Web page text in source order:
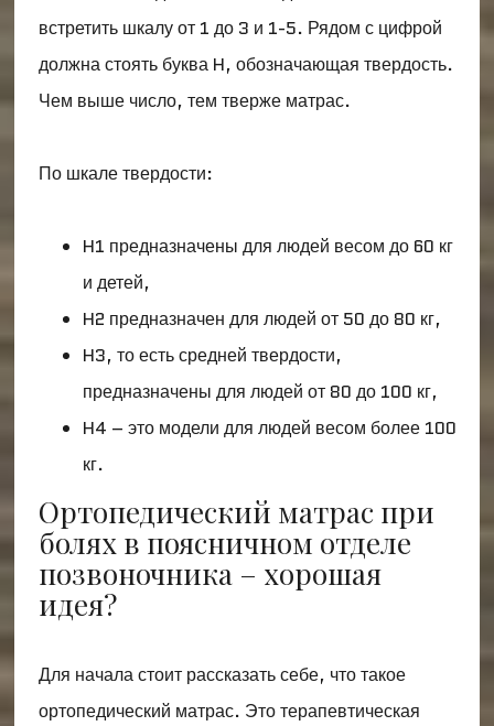
встретить шкалу от 1 до 3 и 1-5. Рядом с цифрой
должна стоять буква H, обозначающая твердость.
Чем выше число, тем тверже матрас.
По шкале твердости:
H1 предназначены для людей весом до 60 кг
и детей,
H2 предназначен для людей от 50 до 80 кг,
H3, то есть средней твердости,
предназначены для людей от 80 до 100 кг,
H4 – это модели для людей весом более 100
кг.
Ортопедический матрас при
болях в поясничном отделе
позвоночника – хорошая
идея?
Для начала стоит рассказать себе, что такое
ортопедический матрас. Это терапевтическая